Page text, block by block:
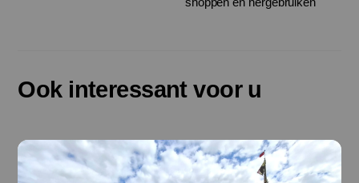
Ook interessant voor u